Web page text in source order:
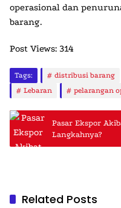
operasional dan
barang.
Post Views: 314
Tags: distribusi barang
Lebaran
pelarangan
Pasar Ekspor
Langkahnya?
Related Posts